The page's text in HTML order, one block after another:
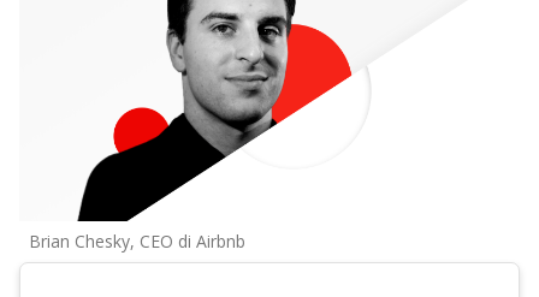
Brian Chesky, CEO di Airbnb